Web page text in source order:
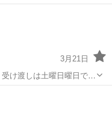
ポート。エアコンと併用
消。エアコン稼働時間
3月21日
け渡しは土曜日曜日でお